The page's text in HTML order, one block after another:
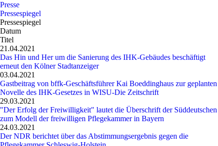
Presse
Pressespiegel
Pressespiegel
Datum
Titel
21.04.2021
Das Hin und Her um die Sanierung des IHK-Gebäudes beschäftigt
erneut den Kölner Stadtanzeiger
03.04.2021
Gastbeitrag von bffk-Geschäftsführer Kai Boeddinghaus zur geplanten
Novelle des IHK-Gesetzes in WISU-Die Zeitschrift
29.03.2021
"Der Erfolg der Freiwilligkeit" lautet die Überschrift der Süddeutschen
zum Modell der freiwilligen Pflegekammer in Bayern
24.03.2021
Der NDR berichtet über das Abstimmungsergebnis gegen die